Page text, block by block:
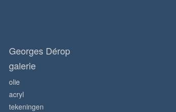
Georges Dérop
galerie
olie
acryl
tekeningen